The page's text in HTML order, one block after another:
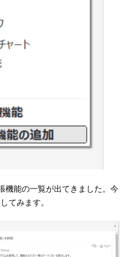
機能の一覧が出てきました。今
してみます。